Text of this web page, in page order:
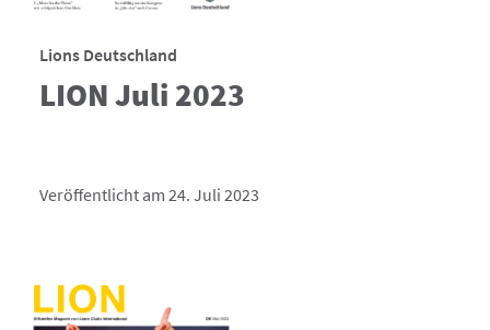
Lions Deutschland
LION Juli 2023
Veröffentlicht am 24. Juli 2023